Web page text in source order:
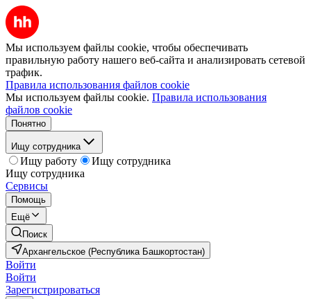
Мы используем файлы cookie, чтобы обеспечивать
правильную работу нашего веб-сайта и анализировать сетевой
трафик.
Правила использования файлов cookie
Мы используем файлы cookie. Правила использования
файлов cookie
Понятно
Ищу сотрудника
Ищу работу
Ищу сотрудника
Ищу сотрудника
Сервисы
Помощь
Ещё
Поиск
Архангельское (Республика Башкортостан)
Войти
Войти
Зарегистрироваться